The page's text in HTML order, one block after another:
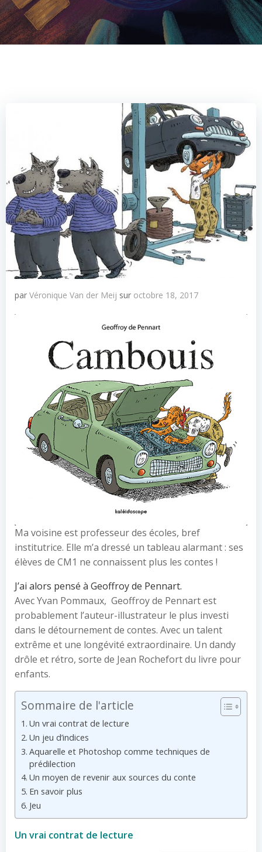
par Véronique Van der Meij sur octobre 18, 2017
Ma voisine est professeur des écoles, bref
institutrice. Elle m’a dressé un tableau alarmant : ses
élèves de CM1 ne connaissent plus les contes !
J’ai alors pensé à Geoffroy de Pennart.
Avec Yvan Pommaux, Geoffroy de Pennart est
probablement l’auteur-illustrateur le plus investi
dans le détournement de contes. Avec un talent
extrême et une longévité extraordinaire. Un dandy
drôle et rétro, sorte de Jean Rochefort du livre pour
enfants.
Sommaire de l'article
Un vrai contrat de lecture
Un jeu d’indices
Aquarelle et Photoshop comme techniques de
prédilection
Un moyen de revenir aux sources du conte
En savoir plus
Jeu
Un vrai contrat de lecture